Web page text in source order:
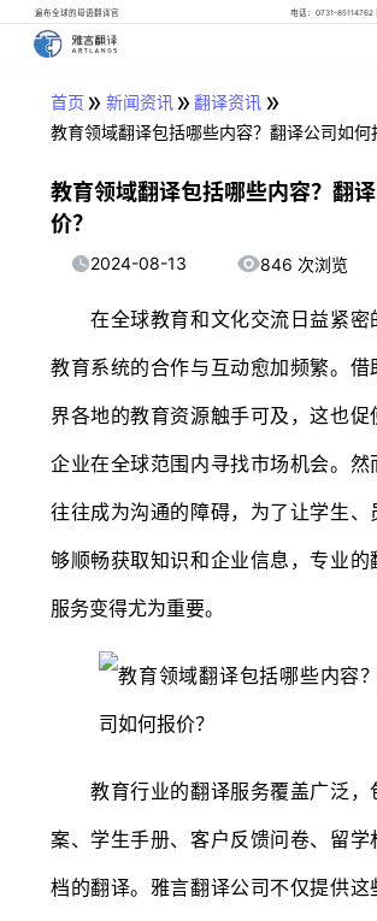
遍布全球的母语翻译官 电话：0731-85114762
首页 » 新闻资讯» 翻译资讯 »
教育领域翻译包括哪些内容？翻译公司如何
教育领域翻译包括哪些内容？翻
价？
2024-08-13 846 次浏览
在全球教育和文化交流日益紧密
教育系统的合作与互动愈加频繁。借
界各地的教育资源触手可及，这也促
企业在全球范围内寻找市场机会。然
往往成为沟通的障碍，为了让学生、
够顺畅获取知识和企业信息，专业的
服务变得尤为重要。
教育行业的翻译服务覆盖广泛，
案、学生手册、客户反馈问卷、留学
档的翻译。雅言翻译公司不仅提供这